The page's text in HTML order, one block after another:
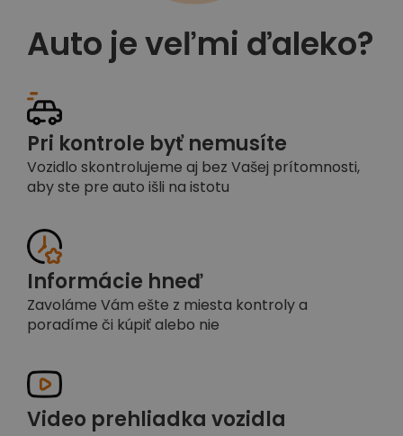
Auto je veľmi ďaleko?
Pri kontrole byť nemusíte
Vozidlo skontrolujeme aj bez Vašej prítomnosti,
aby ste pre auto išli na istotu
Informácie hneď
Zavoláme Vám ešte z miesta kontroly a
poradíme či kúpiť alebo nie
Video prehliadka vozidla